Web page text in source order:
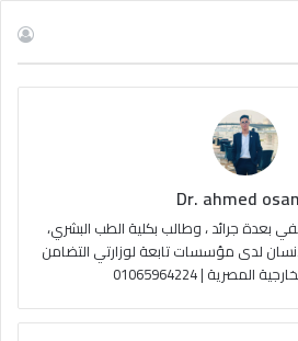
Dr. ahmed
بعدة جرائد ، وطالب بكلية الطب البشري،
لدى مؤسسات تابعة لوزارتي التضامن
المصرية | 01065964224